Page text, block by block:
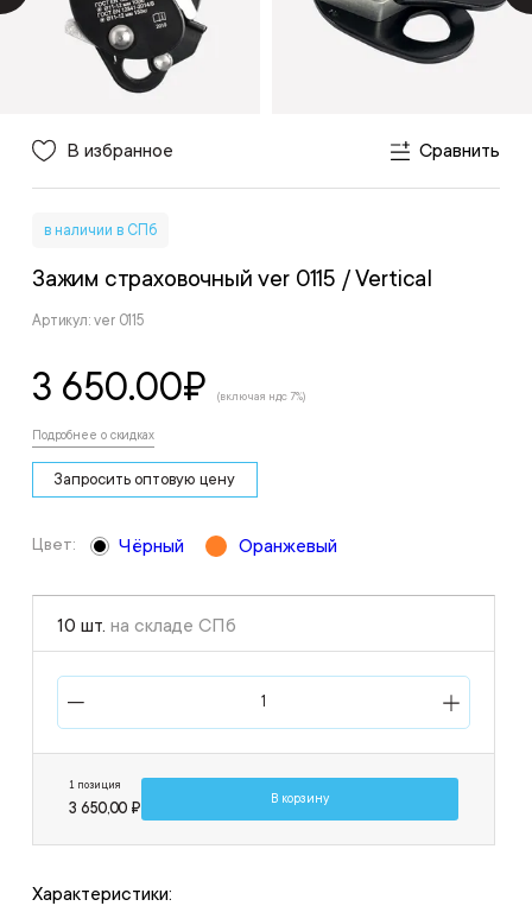
В избранное Сравнить
в наличии в СПб
Зажим страховочный ver 0115 / Vertical
Артикул: ver 0115
3 650.00₽ (включая ндс 7%)
Подробнее о скидках
Запросить оптовую цену
Цвет: Чёрный Оранжевый
10 шт. на складе СПб
1 позиция
3 650,00 ₽
В корзину
Характеристики: